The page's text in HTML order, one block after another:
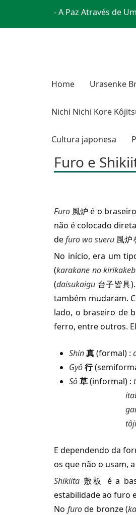
- A Paz Através de
Home Urasenke
Nichi Nichi Kore
Cultura japonesa
Furo e
Furo 風炉 é o
não é colocado
defuro wo sueru 風炉
No início, era um
(karakane no
(daisukaigu 台子皆具
também mudaram.
lado, o braseiro de
ferro, entre outros.
Shin真(formal) :
Gyô行
Sô草(informal) :
tôjiki-
E dependendo da
os que não o usam,
Shikiita 敷板 é a
estabilidade ao furo
No furode bronze (